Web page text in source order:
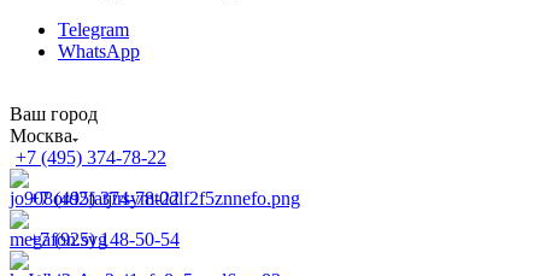
Telegram
WhatsApp
Ваш город
Москва
+7 (495) 374-78-22
+7 (495) 374-78-22
+7 (925) 148-50-54